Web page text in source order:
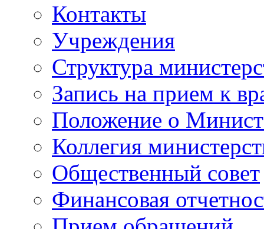
Контакты
Учреждения
Структура
Запись на прием к
Положение о
Коллегия
Общественный совет
Финансовая